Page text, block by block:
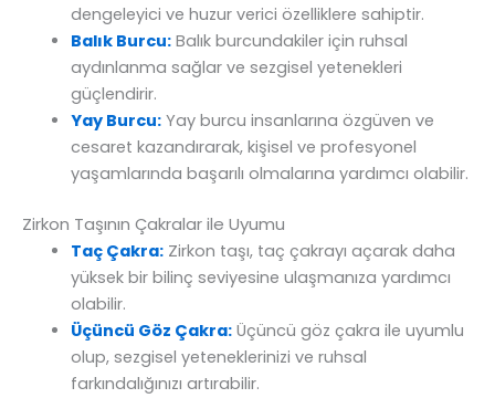
dengeleyici ve huzur verici özelliklere sahiptir.
Balık Burcu:Balık burcundakiler için ruhsal
aydınlanma sağlar ve sezgisel yetenekleri
güçlendirir.
Yay Burcu:Yay burcu insanlarına özgüven ve
cesaret kazandırarak, kişisel ve profesyonel
yaşamlarında başarılı olmalarına yardımcı olabilir.
Zirkon Taşının Çakralar ile Uyumu
Taç Çakra:Zirkon taşı, taç çakrayı açarak daha
yüksek bir bilinç seviyesine ulaşmanıza yardımcı
olabilir.
Üçüncü Göz Çakra:Üçüncü göz çakra ile uyumlu
olup, sezgisel yeteneklerinizi ve ruhsal
farkındalığınızı artırabilir.